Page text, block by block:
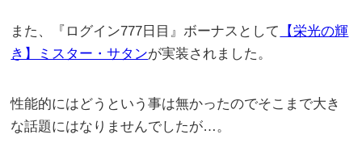
また、『ログイン777日目』ボーナスとして
【栄光の輝
き】ミスター・サタンが実装されました。
性能的にはどうという事は無かったのでそこまで大き
な話題にはなりませんでしたが…。